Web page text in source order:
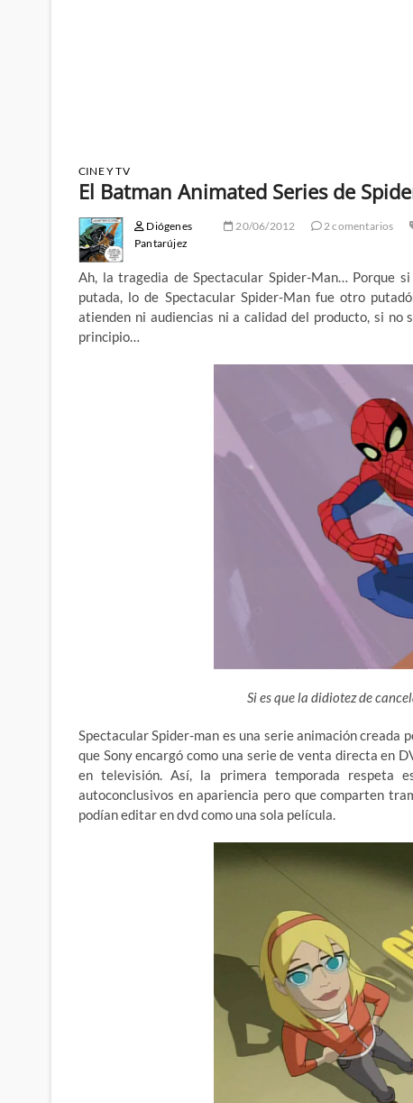
CINE Y TV
El Batman Animated Series de
Diógenes
Pantarújez
20/06/2012 2 comentarios
Ah, la tragedia de Spectacular Spider-Man… Porque
putada, lo de Spectacular Spider-Man fue otro
atienden ni audiencias ni a calidad del producto, si no
principio…
Si es que la didiotez de
Spectacular Spider-man es una serie animación creada
que Sony encargócomo una serie de venta directa en
en televisión. Así, la primera temporada respeta
autoconclusivos en apariencia pero que comparten
podían editar en dvd como una sola película.